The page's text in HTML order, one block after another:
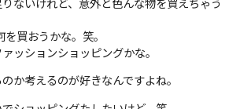
買おうかな。笑。
ッションショッピングかな。
か考えるのが好きなんですよね。